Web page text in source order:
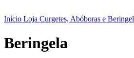
Início Loja Curgetes, Abóboras e
Beringela